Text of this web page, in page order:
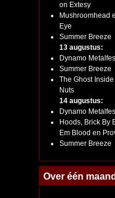
on Extesy
Mushroomhead
Eye
Summer Breeze
13 augustus:
Dynamo
Summer Breeze
The Ghost
Nuts
14 augustus:
Dynamo
Hoods, Brick By
Em Blood en
Summer Breeze
Over één